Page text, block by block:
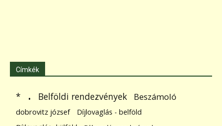
Címkék
* . Belföldi rendezvények Beszámoló
dobrovitz józsef
Díjlovaglás - belföld